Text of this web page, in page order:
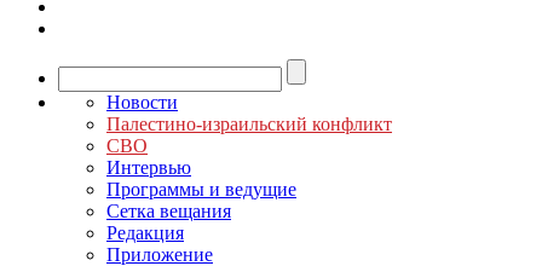
Новости
Палестино-израильский конфликт
СВО
Интервью
Программы и ведущие
Сетка вещания
Редакция
Приложение